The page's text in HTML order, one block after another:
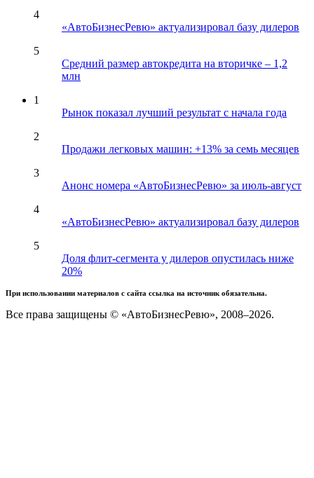
4
«АвтоБизнесРевю» актуализировал базу дилеров
5
Средний размер автокредита на вторичке – 1,2
млн
1
Рынок показал лучший результат с начала года
2
Продажи легковых машин: +13% за семь месяцев
3
Анонс номера «АвтоБизнесРевю» за июль-август
4
«АвтоБизнесРевю» актуализировал базу дилеров
5
Доля флит-сегмента у дилеров опустилась ниже
20%
При использовании материалов с сайта ссылка на источник обязательна.
Все права защищены © «АвтоБизнесРевю», 2008–2026.